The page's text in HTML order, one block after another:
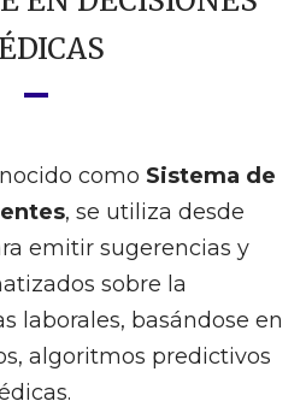
como Sistema de
, se utiliza desde
emitir sugerencias y
sobre la
laborales, basándose en
algoritmos predictivos